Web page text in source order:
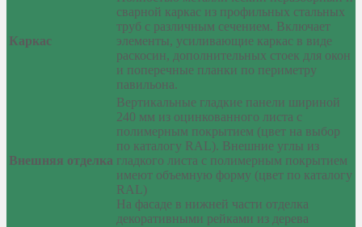
Каркас
сварной каркас из профильных стальных
труб с различным сечением. Включает
элементы, усиливающие каркас в виде
раскосин, дополнительных стоек для окон
и поперечные планки по периметру
павильона.
Внешняя отделка
Вертикальные гладкие панели шириной
240 мм из оцинкованного листа с
полимерным покрытием (цвет на выбор
по каталогу RAL). Внешние углы из
гладкого листа с полимерным покрытием
имеют объемную форму (цвет по каталогу
RAL)
На фасаде в нижней части отделка
декоративными рейками из дерева